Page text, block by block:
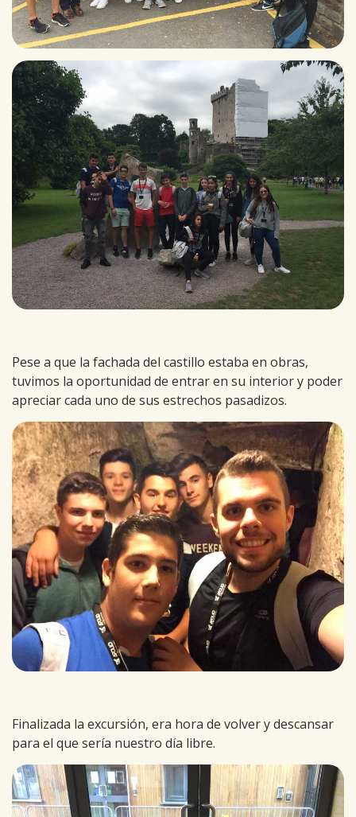
Pese a que la fachada del castillo estaba en obras,
tuvimos la oportunidad de entrar en su interior y poder
apreciar cada uno de sus estrechos pasadizos.
Finalizada la excursión, era hora de volver y descansar
para el que sería nuestro día libre.